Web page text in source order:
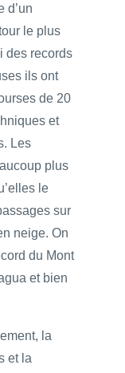
d’un
le plus
des records
ils ont
de 20
et
Les
plus
le
sur
neige. On
du Mont
et bien
la
et la